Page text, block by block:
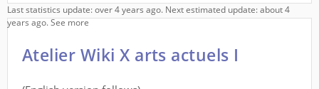
Last statistics update: over 4 years ago. Next estimated update: about 4
years ago.See more
Atelier Wiki X arts actuels I